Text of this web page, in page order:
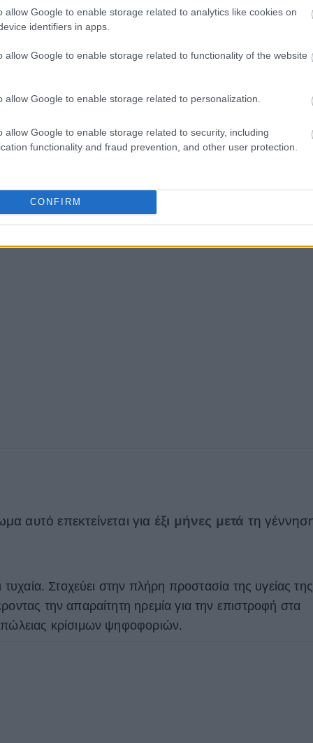
allow Google to enable storage related to analytics like cookies on
identifiers in apps.
allow Google to enable storage related to functionality of the website
allow Google to enable storage related to personalization.
allow Google to enable storage related to security, including
functionality and fraud prevention, and other user protection.
CONFIRM
νέα ρύθμιση, εισάγεται μια προσωρινή εξαίρεση:
ευρωβουλευτές μπορούν να αναθέτουν την
αυτό επεκτείνεται για έξι μήνες μετά τη
τυχαία. Στοχεύει στην πλήρη προστασία της υγείας της
την απαραίτητη ηρεμία για την επιστροφή στα
κρίσιμων ψηφοφοριών.